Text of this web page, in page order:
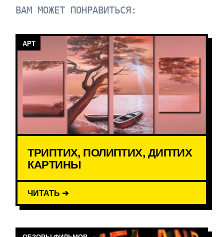
ВАМ МОЖЕТ ПОНРАВИТЬСЯ:
АРТ
ТРИПТИХ, ПОЛИПТИХ, ДИПТИХ
КАРТИНЫ
ЧИТАТЬ ➔